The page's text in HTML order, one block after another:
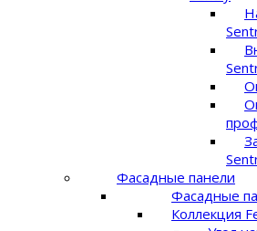
Фасадные панели
Фасадные
Коллекция